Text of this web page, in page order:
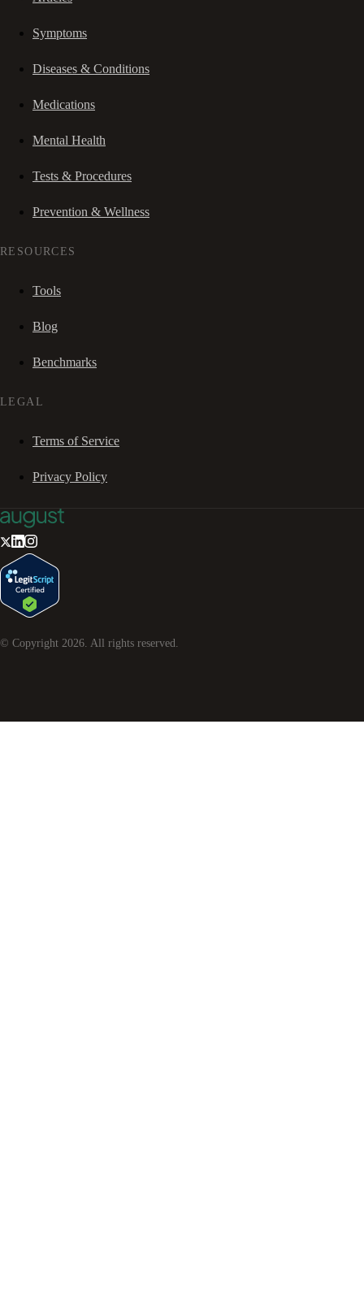
Symptoms
Diseases & Conditions
Medications
Mental Health
Tests & Procedures
Prevention & Wellness
RESOURCES
Tools
Blog
Benchmarks
LEGAL
Terms of Service
Privacy Policy
© Copyright 2026. All rights reserved.